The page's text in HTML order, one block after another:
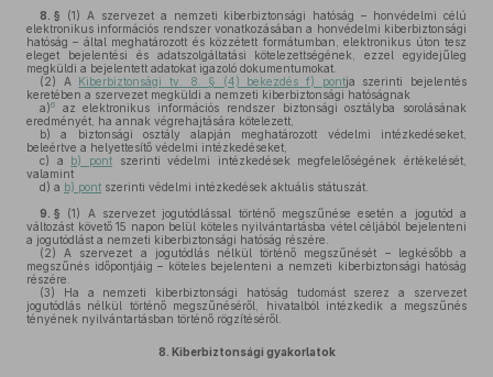
8. § (1) A szervezet a nemzeti kiberbiztonsági hatóság – honvédelmi célú
elektronikus információs rendszer vonatkozásában a honvédelmi kiberbiztonsági
hatóság – által meghatározott és közzétett formátumban, elektronikus úton tesz
eleget bejelentési és adatszolgáltatási kötelezettségének, ezzel egyidejűleg
megküldi a bejelentett adatokat igazoló dokumentumokat.
(2) A Kiberbiztonsági tv. 8. § (4) bekezdés f) pontja szerinti bejelentés
keretében a szervezet megküldi a nemzeti kiberbiztonsági hatóságnak
a)6
az elektronikus információs rendszer biztonsági osztályba sorolásának
eredményét, ha annak végrehajtására kötelezett,
b) a biztonsági osztály alapján meghatározott védelmi intézkedéseket,
beleértve a helyettesítő védelmi intézkedéseket,
c) a b) pontszerinti védelmi intézkedések megfelelőségének értékelését,
valamint
d) a b) pont szerinti védelmi intézkedések aktuális státuszát.
9. § (1)
A szervezet jogutódlással történő megszűnése esetén a jogutód a
változást követő 15 napon belül köteles nyilvántartásba vétel céljából bejelenteni
a jogutódlást a nemzeti kiberbiztonsági hatóság részére.
(2) A szervezet a jogutódlás nélkül történő megszűnését – legkésőbb a
megszűnés időpontjáig – köteles bejelenteni a nemzeti kiberbiztonsági hatóság
részére.
(3) Ha a nemzeti kiberbiztonsági hatóság tudomást szerez a szervezet
jogutódlás nélkül történő megszűnéséről, hivatalból intézkedik a megszűnés
tényének nyilvántartásban történő rögzítéséről.
8. Kiberbiztonsági gyakorlatok